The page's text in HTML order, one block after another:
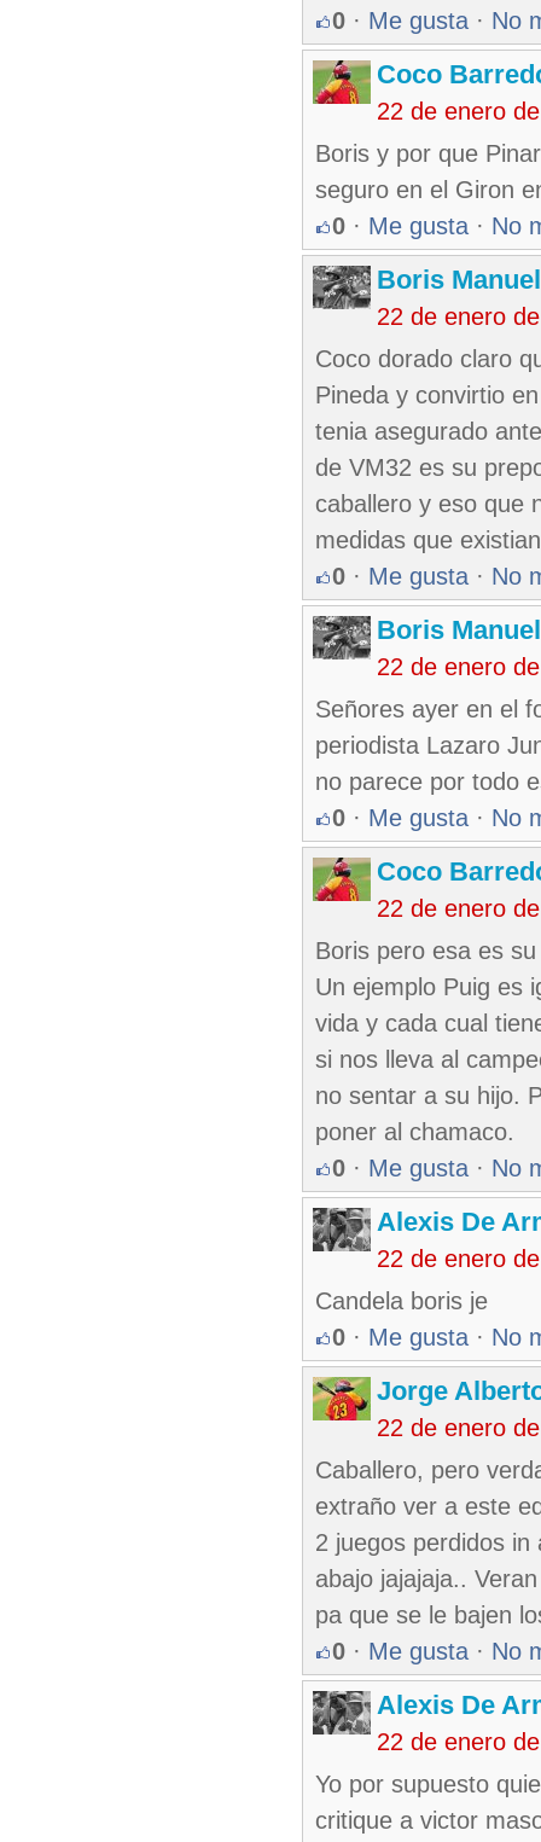
0 · Me gusta · No
Coco
22 de enero
Boris y por que
seguro en el Giron
0 · Me gusta · No
Boris
22 de enero
Coco dorado claro
Pineda y convirtio
tenia asegurado
de VM32 es su
caballero y eso que
medidas que
0 · Me gusta · No
Boris
22 de enero
Señores ayer en el
periodista Lazaro
no parece por todo
0 · Me gusta · No
Coco
22 de enero
Boris pero esa es
Un ejemplo Puig es
vida y cada cual
si nos lleva al
no sentar a su hijo.
poner al chamaco.
0 · Me gusta · No
Alexis De
22 de enero
Candela boris je
0 · Me gusta · No
Jorge
22 de enero
Caballero, pero
extraño ver a este
2 juegos perdidos
abajo jajajaja..
pa que se le bajen
0 · Me gusta · No
Alexis De
22 de enero
Yo por supuesto
critique a victor